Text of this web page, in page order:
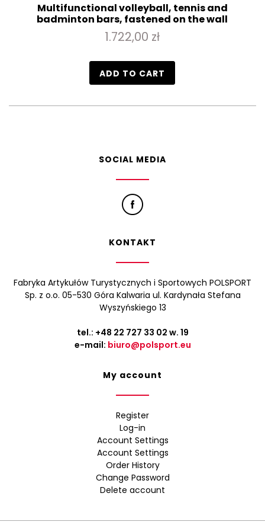
Multifunctional volleyball, tennis and
badminton bars, fastened on the wall
1.722,00 zł
ADD TO CART
SOCIAL MEDIA
KONTAKT
Fabryka Artykułów Turystycznych i Sportowych POLSPORT
Sp. z o.o. 05-530 Góra Kalwaria ul. Kardynała Stefana
Wyszyńskiego 13
tel.: +48 22 727 33 02 w. 19
e-mail: biuro@polsport.eu
My account
Register
Log-in
Account Settings
Account Settings
Order History
Change Password
Delete account